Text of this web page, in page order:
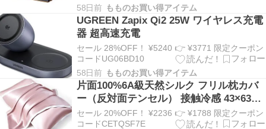
58日前 もものお買い得アイテム
UGREEN Zapix Qi2 25W ワイヤレス充電
器 超高速充電
セール 28%OFF！ ¥5240 👉 ¥3771 限定クーポン
コードUG06BD10
58日前 もものお買い得アイテム
片面100%6A級天然シルク フリル枕カバ
ー（反対面テンセル） 接触冷感 43×63cm
封筒式 両面使える
セール 20%OFF！ ¥2236 👉 ¥1788 限定クーポン
コードCETQSF7E